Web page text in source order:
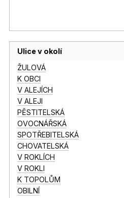
Ulice v okolí
ŽULOVÁ
K OBCI
V ALEJÍCH
V ALEJI
PĚSTITELSKÁ
OVOCNÁŘSKÁ
SPOTŘEBITELSKÁ
CHOVATELSKÁ
V ROKLÍCH
V ROKLI
K TOPOLŮM
OBILNÍ